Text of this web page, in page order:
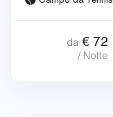
da € 72
/ Notte